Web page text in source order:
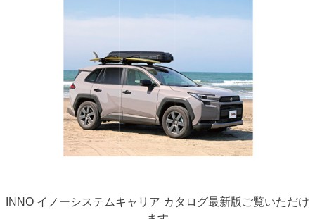
INNO イノーシステムキャリア カタログ最新版ご覧いただけ